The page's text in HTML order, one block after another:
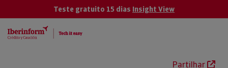
Teste gratuito 15 dias Insight View
Partilhar